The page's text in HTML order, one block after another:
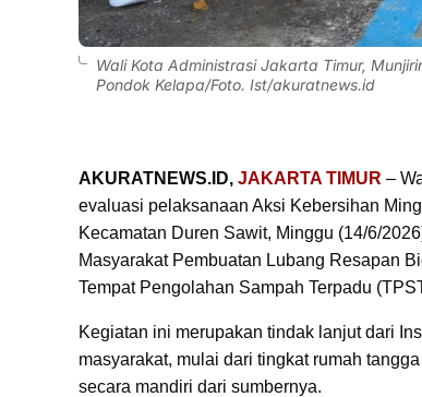
Wali Kota Administrasi Jakarta Timur,
Pondok Kelapa/Foto. Ist/akuratnews.id
AKURATNEWS.ID, JAKARTA TIMUR –
evaluasi pelaksanaan Aksi Kebersihan
Kecamatan Duren Sawit, Minggu (14/6/
Masyarakat Pembuatan Lubang Resapan
Tempat Pengolahan Sampah Terpadu
Kegiatan ini merupakan tindak lanjut dari
masyarakat, mulai dari tingkat rumah
secara mandiri dari sumbernya.